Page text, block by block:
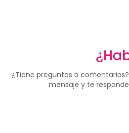
¿Tiene preguntas o
mensaje y te